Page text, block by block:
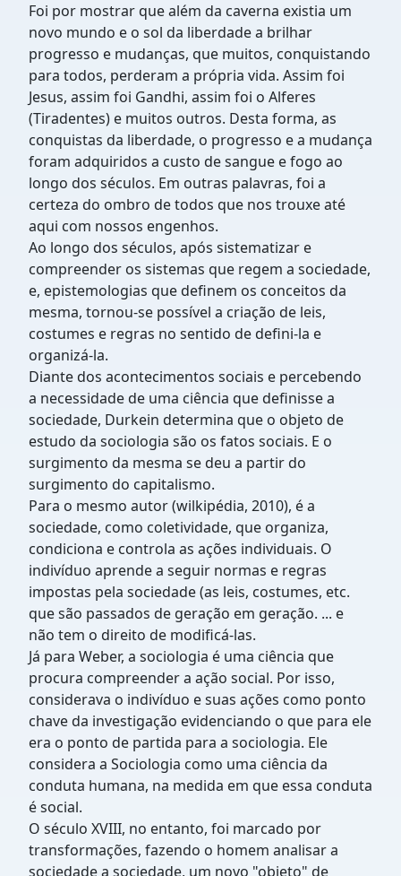
Foi por mostrar que além da caverna existia um
novo mundo e o sol da liberdade a brilhar
progresso e mudanças, que muitos, conquistando
para todos, perderam a própria vida. Assim foi
Jesus, assim foi Gandhi, assim foi o Alferes
(Tiradentes) e muitos outros. Desta forma, as
conquistas da liberdade, o progresso e a mudança
foram adquiridos a custo de sangue e fogo ao
longo dos séculos. Em outras palavras, foi a
certeza do ombro de todos que nos trouxe até
aqui com nossos engenhos.
Ao longo dos séculos, após sistematizar e
compreender os sistemas que regem a sociedade,
e, epistemologias que definem os conceitos da
mesma, tornou-se possível a criação de leis,
costumes e regras no sentido de defini-la e
organizá-la.
Diante dos acontecimentos sociais e percebendo
a necessidade de uma ciência que definisse a
sociedade, Durkein determina que o objeto de
estudo da sociologia são os fatos sociais. E o
surgimento da mesma se deu a partir do
surgimento do capitalismo.
Para o mesmo autor (wilkipédia, 2010), é a
sociedade, como coletividade, que organiza,
condiciona e controla as ações individuais. O
indivíduo aprende a seguir normas e regras
impostas pela sociedade (as leis, costumes, etc.
que são passados de geração em geração. ... e
não tem o direito de modificá-las.
Já para Weber, a sociologia é uma ciência que
procura compreender a ação social. Por isso,
considerava o indivíduo e suas ações como ponto
chave da investigação evidenciando o que para ele
era o ponto de partida para a sociologia. Ele
considera a Sociologia como uma ciência da
conduta humana, na medida em que essa conduta
é social.
O século XVIII, no entanto, foi marcado por
transformações, fazendo o homem analisar a
sociedade a sociedade, um novo "objeto" de